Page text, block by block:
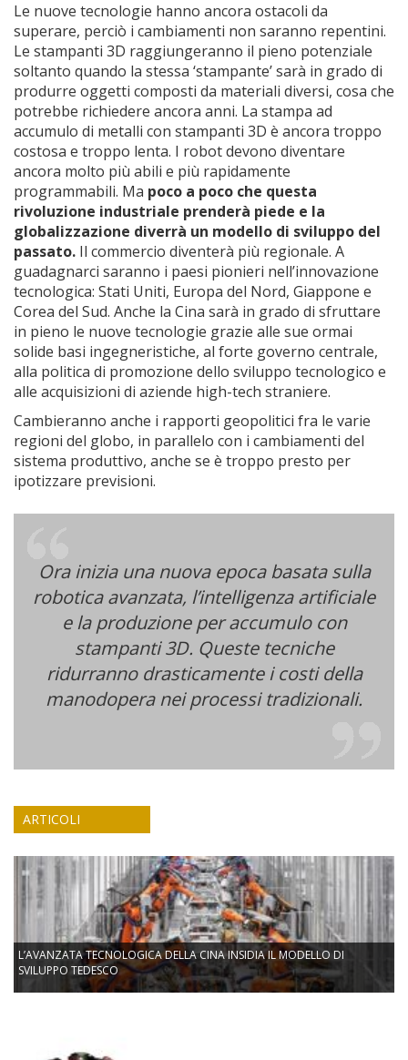
Le nuove tecnologie hanno ancora ostacoli da
superare, perciò i cambiamenti non saranno repentini.
Le stampanti 3D raggiungeranno il pieno potenziale
soltanto quando la stessa ‘stampante’ sarà in grado di
produrre oggetti composti da materiali diversi, cosa che
potrebbe richiedere ancora anni. La stampa ad
accumulo di metalli con stampanti 3D è ancora troppo
costosa e troppo lenta. I robot devono diventare
ancora molto più abili e più rapidamente
programmabili. Ma poco a poco che questa
rivoluzione industriale prenderà piede e la
globalizzazione diverrà un modello di sviluppo del
passato. Il commercio diventerà più regionale. A
guadagnarci saranno i paesi pionieri nell’innovazione
tecnologica: Stati Uniti, Europa del Nord, Giappone e
Corea del Sud. Anche la Cina sarà in grado di sfruttare
in pieno le nuove tecnologie grazie alle sue ormai
solide basi ingegneristiche, al forte governo centrale,
alla politica di promozione dello sviluppo tecnologico e
alle acquisizioni di aziende high-tech straniere.
Cambieranno anche i rapporti geopolitici fra le varie
regioni del globo, in parallelo con i cambiamenti del
sistema produttivo, anche se è troppo presto per
ipotizzare previsioni.
Ora inizia una nuova epoca basata sulla
robotica avanzata, l’intelligenza artificiale
e la produzione per accumulo con
stampanti 3D. Queste tecniche
ridurranno drasticamente i costi della
manodopera nei processi tradizionali.
ARTICOLI
L’AVANZATA TECNOLOGICA DELLA CINA INSIDIA IL MODELLO DI
SVILUPPO TEDESCO